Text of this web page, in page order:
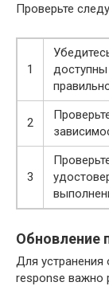
Проверьте
1
доступны
2
3
Обновление
Для устранения
response важно